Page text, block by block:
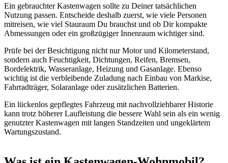
Ein gebrauchter Kastenwagen sollte zu Deiner tatsächlichen
Nutzung passen. Entscheide deshalb zuerst, wie viele Personen
mitreisen, wie viel Stauraum Du brauchst und ob Dir kompakte
Abmessungen oder ein großzügiger Innenraum wichtiger sind.
Prüfe bei der Besichtigung nicht nur Motor und Kilometerstand,
sondern auch Feuchtigkeit, Dichtungen, Reifen, Bremsen,
Bordelektrik, Wasseranlage, Heizung und Gasanlage. Ebenso
wichtig ist die verbleibende Zuladung nach Einbau von Markise,
Fahrradträger, Solaranlage oder zusätzlichen Batterien.
Ein lückenlos gepflegtes Fahrzeug mit nachvollziehbarer Historie
kann trotz höherer Laufleistung die bessere Wahl sein als ein wenig
genutzter Kastenwagen mit langen Standzeiten und ungeklärtem
Wartungszustand.